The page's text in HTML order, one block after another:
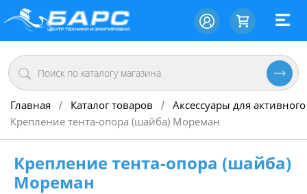
Главная / Каталог товаров / Аксессуары для
Крепление тента-опора (шайба) Мореман
Крепление тента-опора (шайба)
Мореман